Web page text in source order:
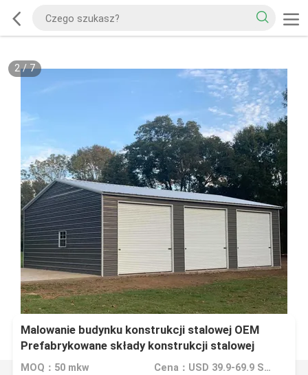
2/7
Malowanie budynku konstrukcji stalowej OEM
Prefabrykowane składy konstrukcji stalowej
MOQ：50 mkw Cena：USD 39.9-69.9 SQM